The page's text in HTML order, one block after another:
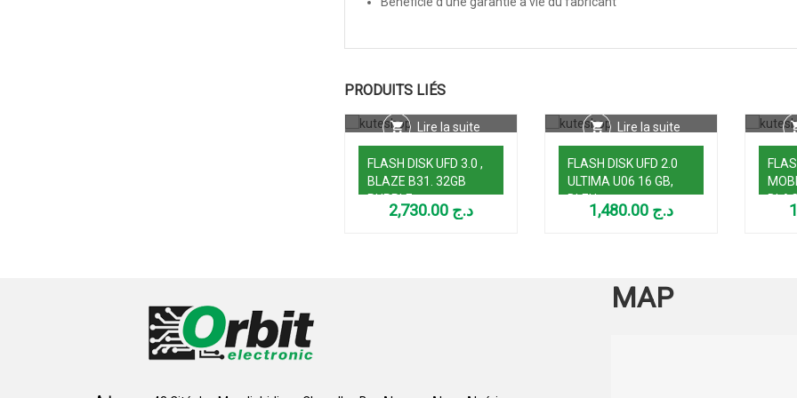
PRODUITS LIÉS
Lire la suite
FLASH DISK UFD 3.0 ,
BLAZE B31. 32GB
PURPLE
د.ج
Lire la suite
FLASH DISK UFD 2.0
ULTIMA U06 16 GB,
BLEU
د.ج
MAP